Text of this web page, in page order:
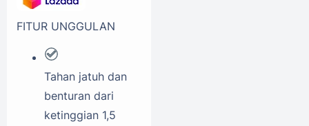
FITUR UNGGULAN
Tahan jatuh dan
benturan dari
ketinggian 1,5